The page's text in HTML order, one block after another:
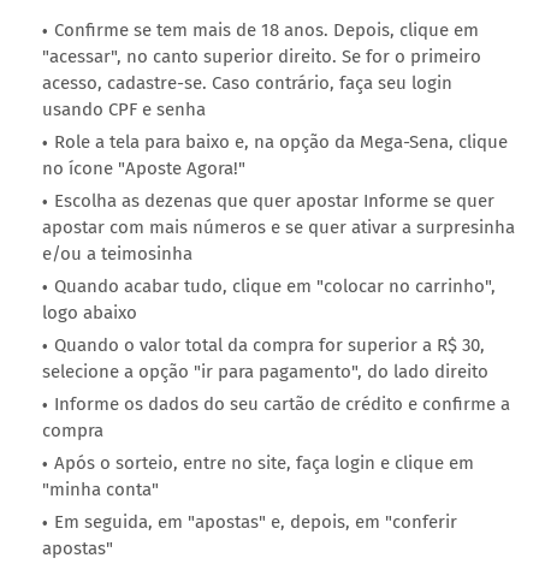
Confirme se tem mais de 18 anos. Depois, clique em
"acessar", no canto superior direito. Se for o primeiro
acesso, cadastre-se. Caso contrário, faça seu login
usando CPF e senha
Role a tela para baixo e, na opção da Mega-Sena, clique
no ícone "Aposte Agora!"
Escolha as dezenas que quer apostar Informe se quer
apostar com mais números e se quer ativar a surpresinha
e/ou a teimosinha
Quando acabar tudo, clique em "colocar no carrinho",
logo abaixo
Quando o valor total da compra for superior a R$ 30,
selecione a opção "ir para pagamento", do lado direito
Informe os dados do seu cartão de crédito e confirme a
compra
Após o sorteio, entre no site, faça login e clique em
"minha conta"
Em seguida, em "apostas" e, depois, em "conferir
apostas"